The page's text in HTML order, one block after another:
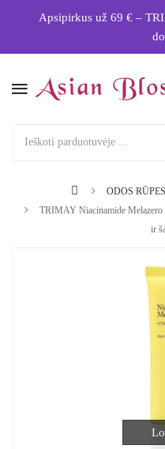
Apsipirkus už 69 € –
ODOS
TRIMAY Niacinamide Melazero
ir